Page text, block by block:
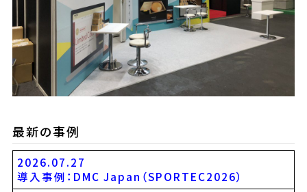
最新の事例
2026.07.27
導入事例：DMC Japan（SPORTEC2026）